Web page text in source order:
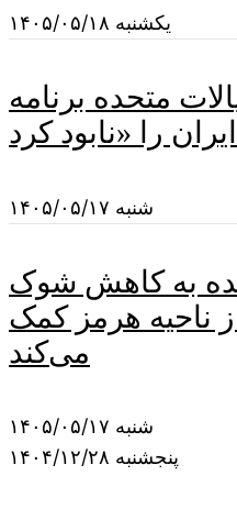
یکشنبه ۱۴۰۵/۰۵/۱۸
متحده برنامه
شنبه ۱۴۰۵/۰۵/۱۷
به کاهش شوک
ناحیه هرمز کمک
می‌کند
شنبه ۱۴۰۵/۰۵/۱۷
پنجشنبه ۱۴۰۴/۱۲/۲۸